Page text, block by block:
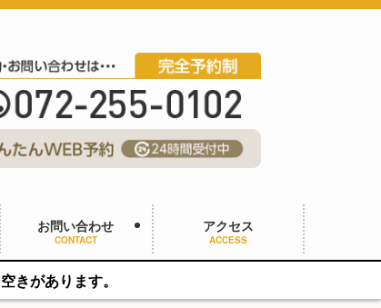
お問い合わせ
CONTACT
アクセス
ACCESS